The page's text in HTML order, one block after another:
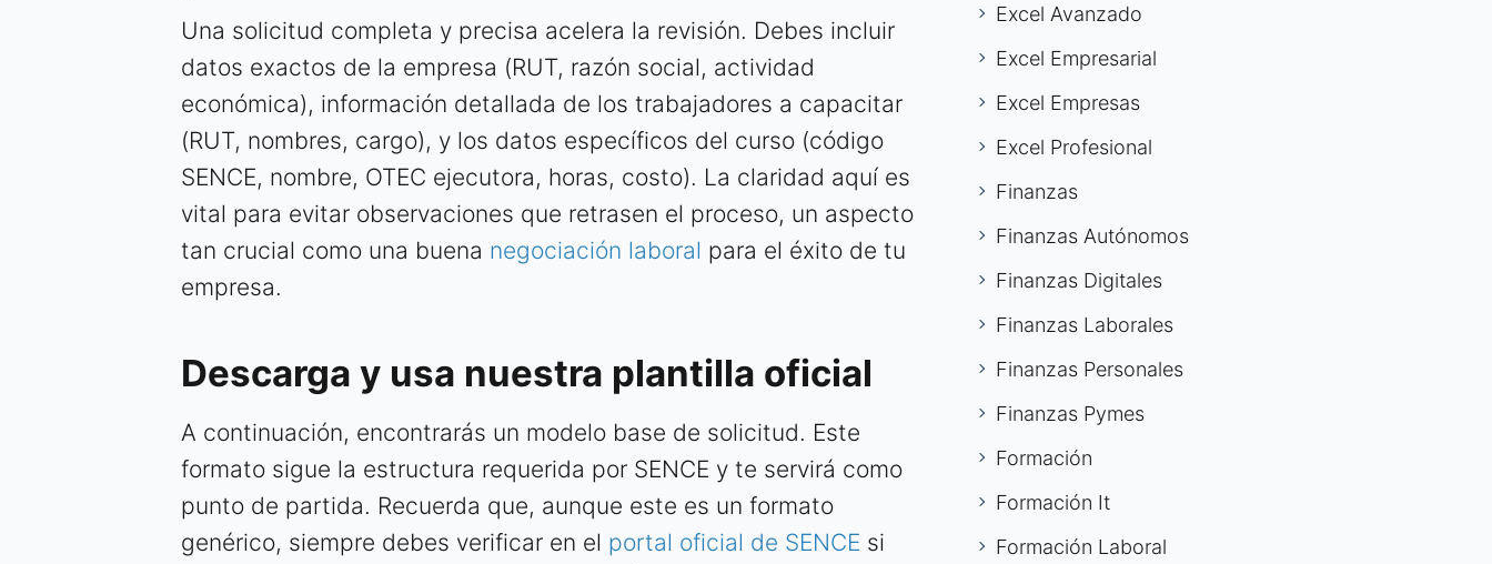
Una solicitud completa y precisa acelera la revisión. Debes incluir
datos exactos de la empresa (RUT, razón social, actividad
económica), información detallada de los trabajadores a capacitar
(RUT, nombres, cargo), y los datos específicos del curso (código
SENCE, nombre, OTEC ejecutora, horas, costo). La claridad aquí es
vital para evitar observaciones que retrasen el proceso, un aspecto
tan crucial como una buena negociación laboral para el éxito de tu
empresa.
Descarga y usa nuestra plantilla oficial
A continuación, encontrarás un modelo base de solicitud. Este
formato sigue la estructura requerida por SENCE y te servirá como
punto de partida. Recuerda que, aunque este es un formato
genérico, siempre debes verificar en el portal oficial de SENCE si
Excel Avanzado
Excel Empresarial
Excel Empresas
Excel Profesional
Finanzas
Finanzas Autónomos
Finanzas Digitales
Finanzas Laborales
Finanzas Personales
Finanzas Pymes
Formación
Formación It
Formación Laboral